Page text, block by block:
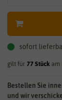
sofort
gilt für 77 Stück am
Bestellen Sie
und wir